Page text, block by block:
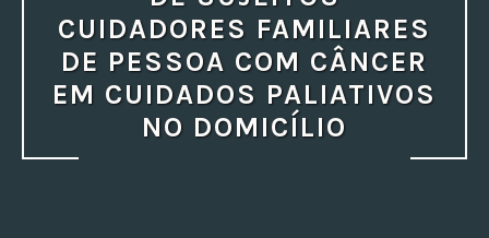
CUIDADORES FAMILIARES
DE PESSOA COM CÂNCER
EM CUIDADOS PALIATIVOS
NO DOMICÍLIO